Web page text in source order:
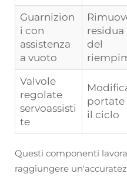
Guarnizion
i con
assistenza
a vuoto
del
Valvole
regolate
servoassisti
te
portate
il ciclo
Questi componenti
raggiungere